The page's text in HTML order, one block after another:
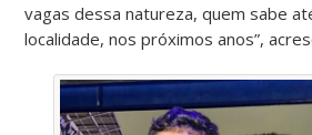
vagas dessa natureza, quem sabe
localidade, nos próximos anos”,